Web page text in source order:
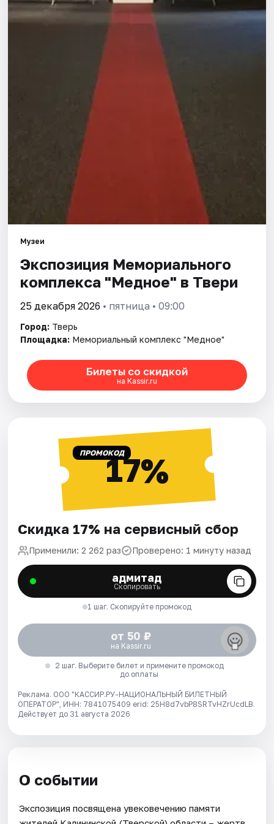
Музеи
Экспозиция Мемориального
комплекса "Медное" в Твери
25 декабря 2026 • пятница • 09:00
Город: Тверь
Площадка: Мемориальный комплекс "Медное"
Билеты со скидкой
на Kassir.ru
ПРОМОКОД17%
Скидка 17% на сервисный сбор
Применили: 2 262 раз Проверено: 1 минуту назад
адмитад
Скопировать
1 шаг. Скопируйте промокод
от 50 ₽
на Kassir.ru
2 шаг. Выберите билет и примените промокод
до оплаты
Реклама. ООО "КАССИР.РУ-НАЦИОНАЛЬНЫЙ БИЛЕТНЫЙ
ОПЕРАТОР", ИНН: 7841075409 erid: 25H8d7vbP8SRTvHZrUcdLB.
Действует до 31 августа 2026
О событии
Экспозиция посвящена увековечению памяти